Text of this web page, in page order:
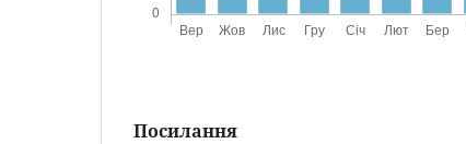
Посилання